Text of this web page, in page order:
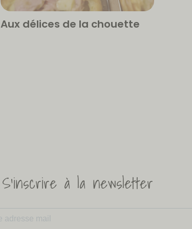
Aux délices de la chouette
S'inscrire à la newsletter